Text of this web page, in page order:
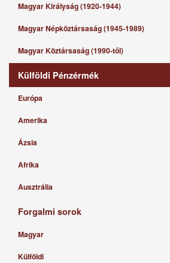
Magyar Királyság (1920-1944)
Magyar Népköztársaság (1945-1989)
Magyar Köztársaság (1990-től)
Külföldi Pénzérmék
Európa
Amerika
Ázsia
Afrika
Ausztrália
Forgalmi sorok
Magyar
Külföldi